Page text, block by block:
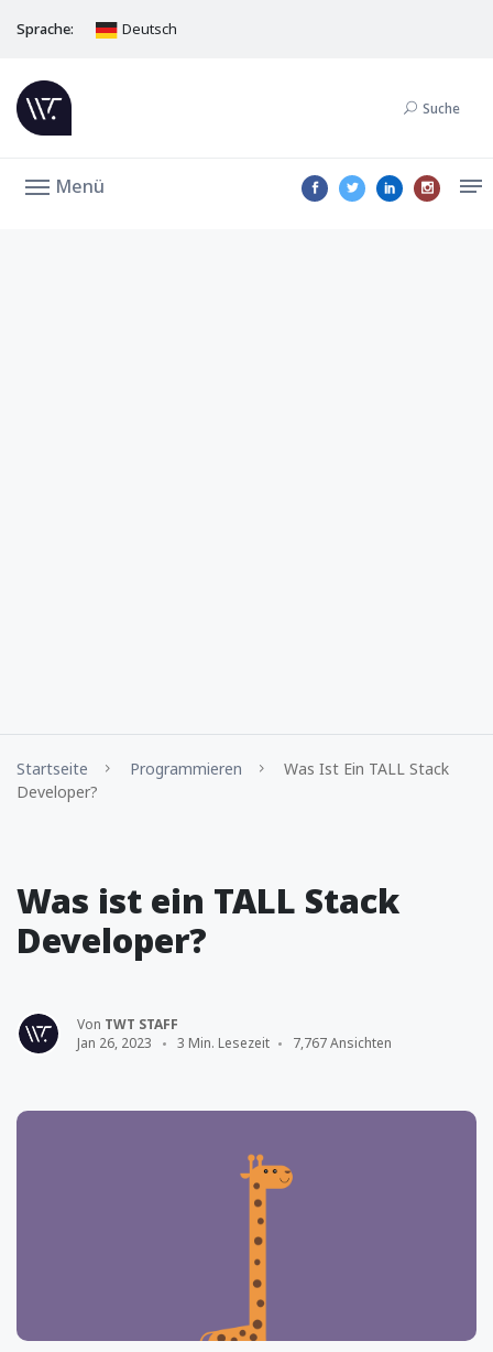
Sprache: Deutsch
Suche
Menü
Startseite Programmieren
Was Ist Ein TALL Stack
Developer?
Was ist ein TALL Stack
Developer?
Von TWT STAFF
Jan 26, 2023
3 Min. Lesezeit 7,767 Ansichten